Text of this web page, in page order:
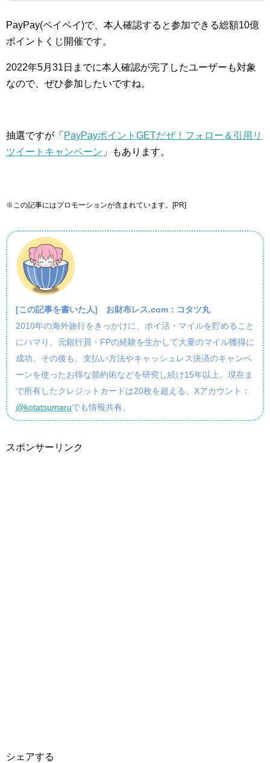
PayPay(ペイペイ)で、本人確認すると参加できる総額10億
ポイントくじ開催です。
2022年5月31日までに本人確認が完了したユーザーも対象
なので、ぜひ参加したいですね。
抽選ですが「 PayPayポイントGETだぜ！フォロー＆引用リ
ツイートキャンペーン 」もあります。
※この記事にはプロモーションが含まれています。[PR]
[この記事を書いた人] お財布レス.com：コタツ丸
2010年の海外旅行をきっかけに、ポイ活・マイルを貯めること
にハマり、元銀行員・FPの経験を生かして大量のマイル獲得に
成功。その後も、支払い方法やキャッシュレス決済のキャンペ
ーンを使ったお得な節約術などを研究し続け15年以上。現在ま
で所有したクレジットカードは20枚を超える。Xアカウント：
@kotatsumaruでも情報共有。
スポンサーリンク
シェアする